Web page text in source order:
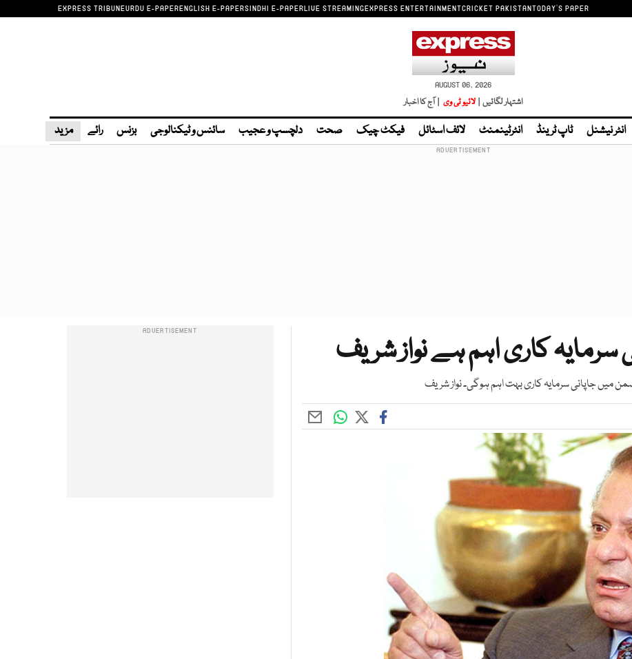
EXPRESS TRIBUNEURDU E-PAPERENGLISH E-PAPERSINDHI E-PAPERLIVE STREAMINGEXPRESS ENTERTAINMENTCRICKET PAKISTANTODAY'S PAPER
AUGUST 06, 2026
اشتہار لگائیں | لائیو ٹی وی | آج کا اخبار
انٹر نیشنل ٹاپ ٹرینڈ انٹرٹینمنٹ لائف اسٹائل فیکٹ چیک صحت دلچسپ و عجیب سائنس و ٹیکنالوجی بزنس رائے مزید
سرمایہ کاری اہم ہے نواز شریف
میں جاپانی سرمایہ کاری بہت اہم ہوگی۔ نواز شریف